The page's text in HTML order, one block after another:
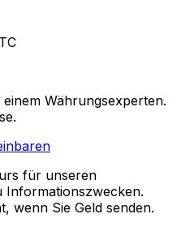
Währungsexperten.
für unseren
Informationszwecken.
wenn Sie Geld senden.